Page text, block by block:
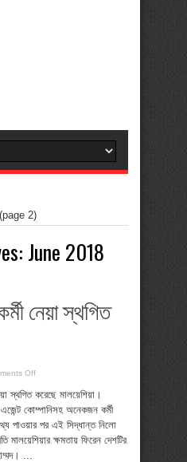
(page 2)
June 2018
নেয়া স্থগিত
Offon
থেকে
কর্মী
নেয়া
মালয়েশিয়ার
স্থগিত করেছে মালয়েশিয়া।
কোম্পানিসহ অনেকজন কর্মী
পাওয়ার পর এই সিদ্ধান্ত নিলো
মালয়েশিয়ার ক্ষমতায় ফিরেন দেশটির
...